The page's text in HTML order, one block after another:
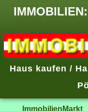
Haus kaufen /
ImmobilienMarkt